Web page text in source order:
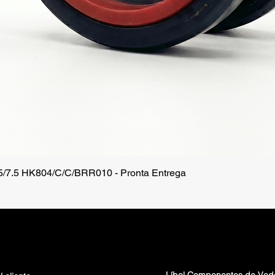
Vista rápida
7.5 HK804/C/C/BRR010 - Pronta Entrega